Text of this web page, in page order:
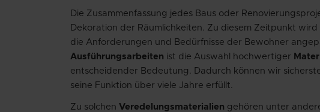
Die Zusammenfassung jedes Baus oder
Dekoration der Räumlichkeiten. Zu diesem Zeitpunkt
die Anforderungen und Bedürfnisse der Bewohner
Ausführungsarbeiten ist die Auswahl hochwertiger
entscheidender Bedeutung. Dadurch können wir
seine Funktion über viele Jahre erfüllt.
Zu solchen Veredelungsmaterialien gehören unter